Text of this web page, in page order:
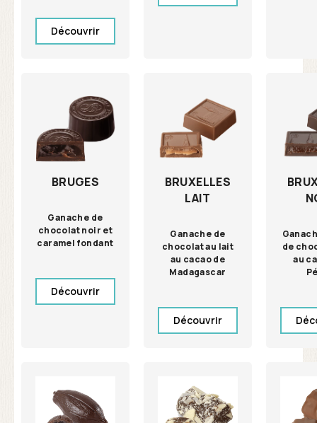
Découvrir
BRUGES
Ganache de
chocolat noir et
caramel fondant
Découvrir
BRUXELLES
LAIT
Ganache de
chocolat au lait
au cacao de
Madagascar
Découvrir
de
au